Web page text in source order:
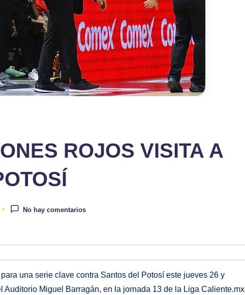
ROJOS VISITA A
No hay comentarios
una serie clave contra Santos del Potosí este jueves 26 y
Auditorio Miguel Barragán, en la jornada 13 de la Liga Caliente.mx